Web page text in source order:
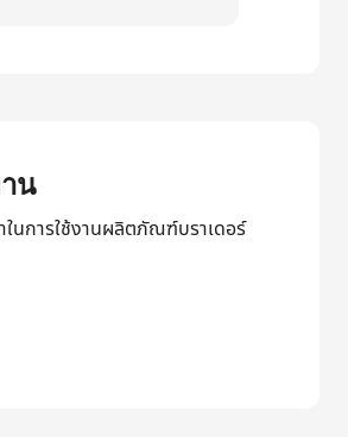
น
ในการใช้งานผลิตภัณฑ์บราเดอร์